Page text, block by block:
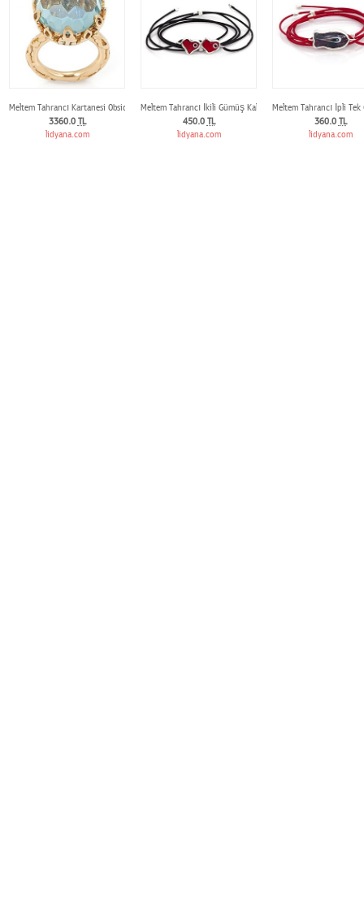
Meltem Tahrancı Kartanesi Obsidyen Yüzük
3360.0 TL
lidyana.com
Meltem Tahrancı İkili Gümüş Kalp Bilezik
450.0 TL
lidyana.com
Meltem Tahrancı İpli Tek
360.0 TL
lidyana.com